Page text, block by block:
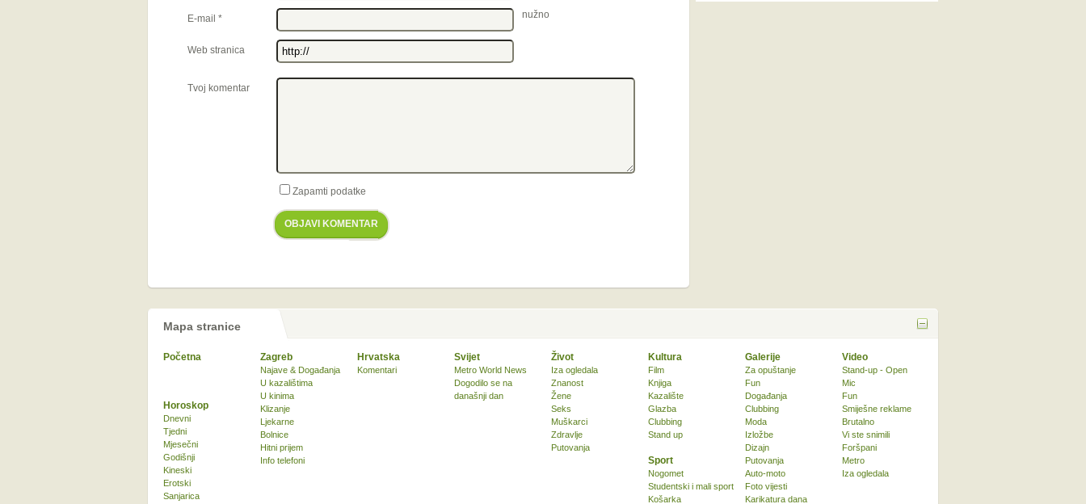
E-mail * nužno
Web stranica
Tvoj komentar
Zapamti podatke
OBJAVI KOMENTAR
Mapa stranice
Početna Zagreb
Najave & Događanja
U kazalištima
U kinima
Klizanje
Ljekarne
Bolnice
Hitni prijem
Info telefoni
Hrvatska
Komentari
Svijet
Metro World News
Dogodilo se na
današnji dan
Život
Iza ogledala
Znanost
Žene
Seks
Muškarci
Zdravlje
Putovanja
Kultura
Film
Knjiga
Kazalište
Glazba
Clubbing
Stand up
Sport
Nogomet
Studentski i mali sport
Košarka
Horoskop
Dnevni
Tjedni
Mjesečni
Godišnji
Kineski
Erotski
Sanjarica
Galerije
Za opuštanje
Fun
Događanja
Clubbing
Moda
Izložbe
Dizajn
Putovanja
Auto-moto
Foto vijesti
Karikatura dana
Video
Stand-up - Open
Mic
Fun
Smiješne reklame
Brutalno
Vi ste snimili
Foršpani
Metro
Iza ogledala